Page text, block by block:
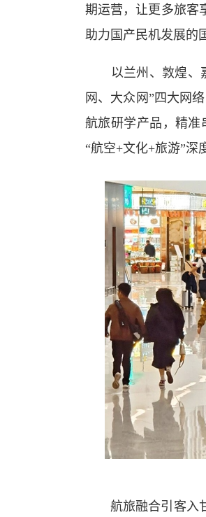
期运营，让更多旅客
助力 国产民机发展的
以兰州、敦煌、
网、大众网”四大网
航旅研学产品，精准
“航空+文化+旅游”深
航旅融合引客入